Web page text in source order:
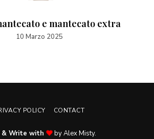
e mantecato extra
10 Marzo 2025
POLICY CONTACT
& Write with by Alex Misty.